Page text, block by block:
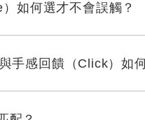
如何選才不會誤觸？
手感回饋（Click）如